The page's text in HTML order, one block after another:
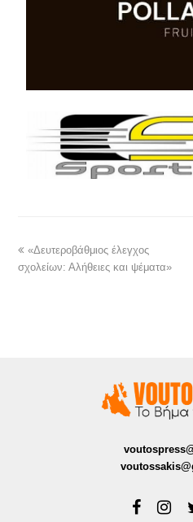
«Δευτεροβάθμιος έλεγχος
σχολείων: Αλήθειες και ψέματα»